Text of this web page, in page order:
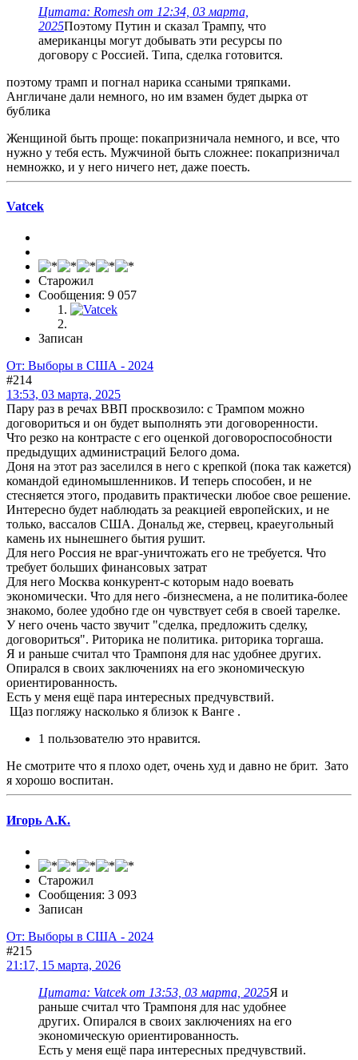
Цитата: Romesh от 12:34, 03 марта,
2025Поэтому Путин и сказал Трампу, что
американцы могут добывать эти ресурсы по
договору с Россией. Типа, сделка готовится.
поэтому трамп и погнал нарика ссаными тряпками.
Англичане дали немного, но им взамен будет дырка от
бублика
Женщиной быть проще: покапризничала немного, и все, что
нужно у тебя есть. Мужчиной быть сложнее: покапризничал
немножко, и у него ничего нет, даже поесть.
Vatcek
Старожил
Сообщения: 9 057
Записан
От: Выборы в США - 2024
#214
13:53, 03 марта, 2025
Пару раз в речах ВВП просквозило: с Трампом можно
договориться и он будет выполнять эти договоренности.
Что резко на контрасте с его оценкой договороспособности
предыдущих администраций Белого дома.
Доня на этот раз заселился в него с крепкой (пока так кажется)
командой единомышленников. И теперь способен, и не
стесняется этого, продавить практически любое свое решение.
Интересно будет наблюдать за реакцией европейских, и не
только, вассалов США. Дональд же, стервец, краеугольный
камень их нынешнего бытия рушит.
Для него Россия не враг-уничтожать его не требуется. Что
требует больших финансовых затрат
Для него Москва конкурент-с которым надо воевать
экономически. Что для него -бизнесмена, а не политика-более
знакомо, более удобно где он чувствует себя в своей тарелке.
У него очень часто звучит "сделка, предложить сделку,
договориться". Риторика не политика. риторика торгаша.
Я и раньше считал что Трампоня для нас удобнее других.
Опирался в своих заключениях на его экономическую
ориентированность.
Есть у меня ещё пара интересных предчувствий.
Щаз погляжу насколько я близок к Ванге .
1 пользователю это нравится.
Не смотрите что я плохо одет, очень худ и давно не брит. Зато
я хорошо воспитан.
Игорь А.К.
Старожил
Сообщения: 3 093
Записан
От: Выборы в США - 2024
#215
21:17, 15 марта, 2026
Цитата: Vatcek от 13:53, 03 марта, 2025Я и
раньше считал что Трампоня для нас удобнее
других. Опирался в своих заключениях на его
экономическую ориентированность.
Есть у меня ещё пара интересных предчувствий.